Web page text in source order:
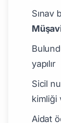
Sınav
yapılır
Sicil
kimliği
Aidat